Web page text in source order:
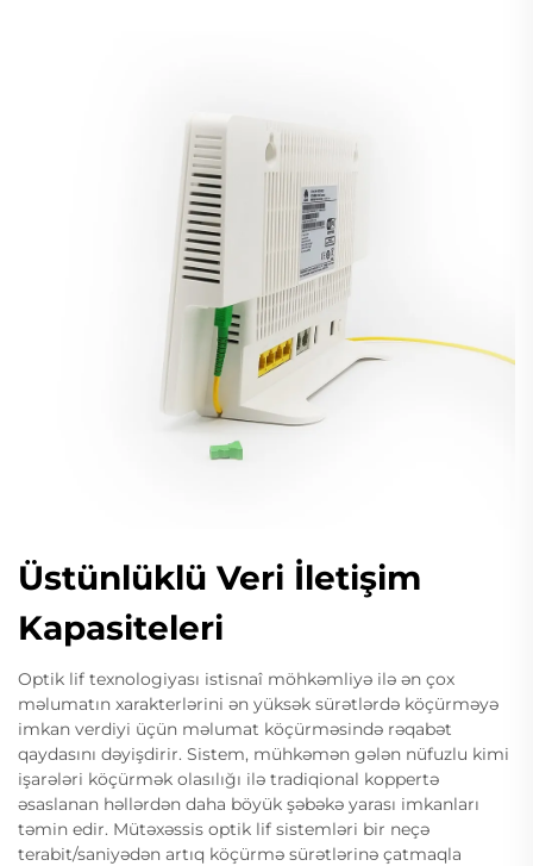
Üstünlüklü Veri İletişim
Kapasiteleri
Optik lif texnologiyası istisnaî möhkəmliyə ilə ən çox
məlumatın xarakterlərini ən yüksək sürətlərdə köçürməyə
imkan verdiyi üçün məlumat köçürməsində rəqabət
qaydasını dəyişdirir. Sistem, mühkəmən gələn nüfuzlu kimi
işarələri köçürmək olasılığı ilə tradiqional koppertə
əsaslanan həllərdən daha böyük şəbəkə yarası imkanları
təmin edir. Mütəxəssis optik lif sistemləri bir neçə
terabit/saniyədən artıq köçürmə sürətlərinə çatmaqla